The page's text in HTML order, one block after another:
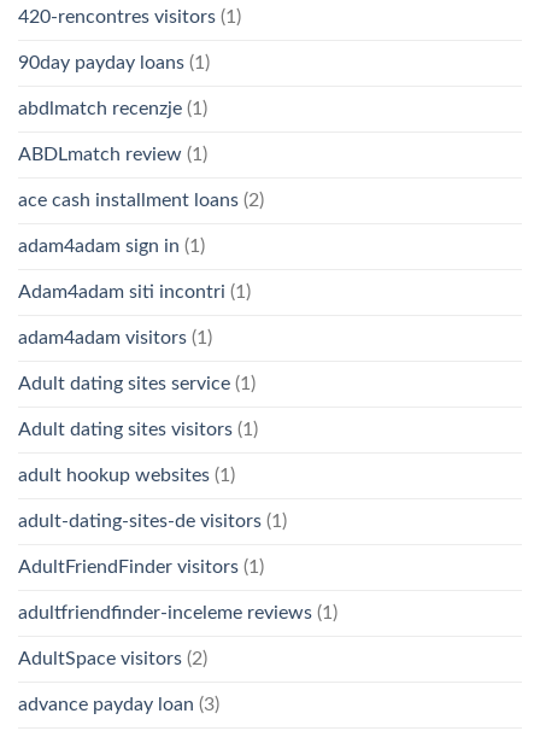
420-rencontres visitors (1)
90day payday loans (1)
abdlmatch recenzje (1)
ABDLmatch review (1)
ace cash installment loans (2)
adam4adam sign in (1)
Adam4adam siti incontri (1)
adam4adam visitors (1)
Adult dating sites service (1)
Adult dating sites visitors (1)
adult hookup websites (1)
adult-dating-sites-de visitors (1)
AdultFriendFinder visitors (1)
adultfriendfinder-inceleme reviews (1)
AdultSpace visitors (2)
advance payday loan (3)